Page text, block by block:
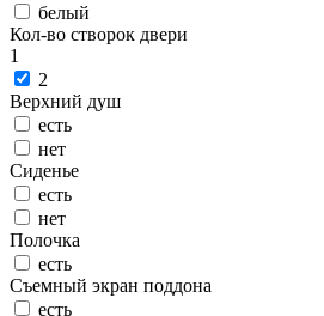
белый
Кол-во створок двери
1
2
Верхний душ
есть
нет
Сиденье
есть
нет
Полочка
есть
Съемный экран поддона
есть